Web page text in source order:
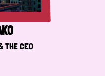
THE CEO